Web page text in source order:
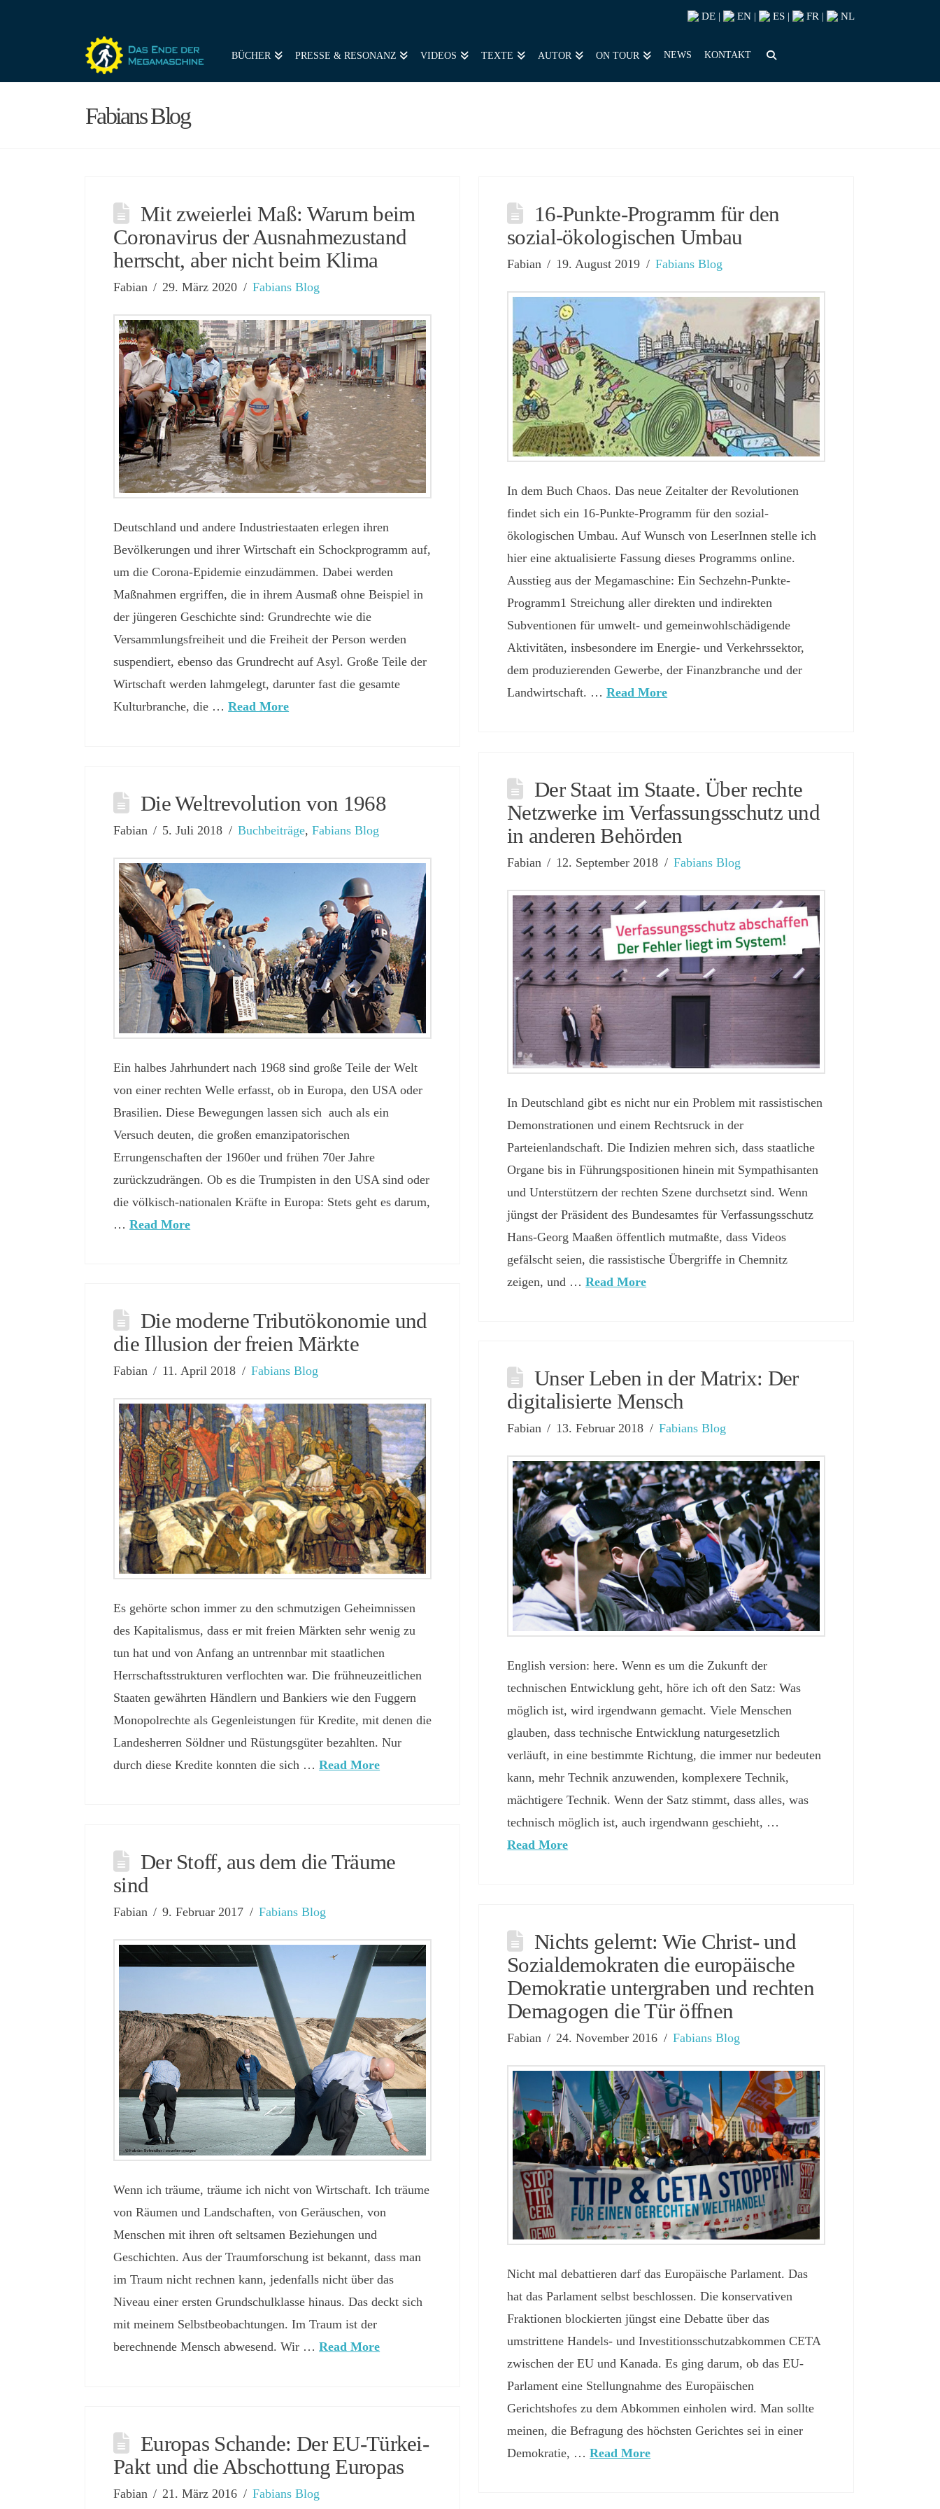
DE EN ES FR NL
BÜCHER PRESSE & RESONANZ VIDEOS TEXTE AUTOR ON TOUR NEWS KONTAKT
Fabians Blog
Mit zweierlei Maß: Warum beim
Coronavirus der Ausnahmezustand
herrscht, aber nicht beim Klima
Fabian 29. März 2020 Fabians Blog
Deutschland und andere Industriestaaten erlegen ihren
Bevölkerungen und ihrer Wirtschaft ein Schockprogramm auf,
um die Corona-Epidemie einzudämmen. Dabei werden
Maßnahmen ergriffen, die in ihrem Ausmaß ohne Beispiel in
der jüngeren Geschichte sind: Grundrechte wie die
Versammlungsfreiheit und die Freiheit der Person werden
suspendiert, ebenso das Grundrecht auf Asyl. Große Teile der
Wirtschaft werden lahmgelegt, darunter fast die gesamte
Kulturbranche, die …Read More
16-Punkte-Programm für den
sozial-ökologischen Umbau
Fabian 19. August 2019 Fabians Blog
In dem Buch Chaos. Das neue Zeitalter der Revolutionen
findet sich ein 16-Punkte-Programm für den sozial-
ökologischen Umbau. Auf Wunsch von LeserInnen stelle ich
hier eine aktualisierte Fassung dieses Programms online.
Ausstieg aus der Megamaschine: Ein Sechzehn-Punkte-
Programm1 Streichung aller direkten und indirekten
Subventionen für umwelt- und gemeinwohlschädigende
Aktivitäten, insbesondere im Energie- und Verkehrssektor,
dem produzierenden Gewerbe, der Finanzbranche und der
Landwirtschaft. …Read More
Der Staat im Staate. Über rechte
Netzwerke im Verfassungsschutz und
in anderen Behörden
Fabian 12. September 2018 Fabians Blog
In Deutschland gibt es nicht nur ein Problem mit rassistischen
Demonstrationen und einem Rechtsruck in der
Parteienlandschaft. Die Indizien mehren sich, dass staatliche
Organe bis in Führungspositionen hinein mit Sympathisanten
und Unterstützern der rechten Szene durchsetzt sind. Wenn
jüngst der Präsident des Bundesamtes für Verfassungsschutz
Hans-Georg Maaßen öffentlich mutmaßte, dass Videos
gefälscht seien, die rassistische Übergriffe in Chemnitz
zeigen, und …Read More
Die Weltrevolution von 1968
Fabian 5. Juli 2018 Buchbeiträge, Fabians Blog
Ein halbes Jahrhundert nach 1968 sind große Teile der Welt
von einer rechten Welle erfasst, ob in Europa, den USA oder
Brasilien. Diese Bewegungen lassen sich auch als ein
Versuch deuten, die großen emanzipatorischen
Errungenschaften der 1960er und frühen 70er Jahre
zurückzudrängen. Ob es die Trumpisten in den USA sind oder
die völkisch-nationalen Kräfte in Europa: Stets geht es darum,
…Read More
Die moderne Tributökonomie und
die Illusion der freien Märkte
Fabian 11. April 2018 Fabians Blog
Es gehörte schon immer zu den schmutzigen Geheimnissen
des Kapitalismus, dass er mit freien Märkten sehr wenig zu
tun hat und von Anfang an untrennbar mit staatlichen
Herrschaftsstrukturen verflochten war. Die frühneuzeitlichen
Staaten gewährten Händlern und Bankiers wie den Fuggern
Monopolrechte als Gegenleistungen für Kredite, mit denen die
Landesherren Söldner und Rüstungsgüter bezahlten. Nur
durch diese Kredite konnten die sich …Read More
Unser Leben in der Matrix: Der
digitalisierte Mensch
Fabian 13. Februar 2018 Fabians Blog
English version: here. Wenn es um die Zukunft der
technischen Entwicklung geht, höre ich oft den Satz: Was
möglich ist, wird irgendwann gemacht. Viele Menschen
glauben, dass technische Entwicklung naturgesetzlich
verläuft, in eine bestimmte Richtung, die immer nur bedeuten
kann, mehr Technik anzuwenden, komplexere Technik,
mächtigere Technik. Wenn der Satz stimmt, dass alles, was
technisch möglich ist, auch irgendwann geschieht, …
Read More
Der Stoff, aus dem die Träume
sind
Fabian 9. Februar 2017 Fabians Blog
Wenn ich träume, träume ich nicht von Wirtschaft. Ich träume
von Räumen und Landschaften, von Geräuschen, von
Menschen mit ihren oft seltsamen Beziehungen und
Geschichten. Aus der Traumforschung ist bekannt, dass man
im Traum nicht rechnen kann, jedenfalls nicht über das
Niveau einer ersten Grundschulklasse hinaus. Das deckt sich
mit meinem Selbstbeobachtungen. Im Traum ist der
berechnende Mensch abwesend. Wir …Read More
Nichts gelernt: Wie Christ- und
Sozialdemokraten die europäische
Demokratie untergraben und rechten
Demagogen die Tür öffnen
Fabian 24. November 2016 Fabians Blog
Nicht mal debattieren darf das Europäische Parlament. Das
hat das Parlament selbst beschlossen. Die konservativen
Fraktionen blockierten jüngst eine Debatte über das
umstrittene Handels- und Investitionsschutzabkommen CETA
zwischen der EU und Kanada. Es ging darum, ob das EU-
Parlament eine Stellungnahme des Europäischen
Gerichtshofes zu dem Abkommen einholen wird. Man sollte
meinen, die Befragung des höchsten Gerichtes sei in einer
Demokratie, …Read More
Europas Schande: Der EU-Türkei-
Pakt und die Abschottung Europas
Fabian 21. März 2016 Fabians Blog